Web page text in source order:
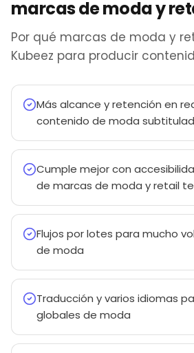
marcas de moda y
Por qué marcas de moda y
Kubeez para producir
Más alcance y retención en
contenido de moda
Cumple mejor con
de marcas de moda y retail
Flujos por lotes para mucho
de moda
Traducción y varios idiomas
globales de moda